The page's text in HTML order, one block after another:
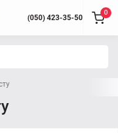
(050) 423-35-50
0